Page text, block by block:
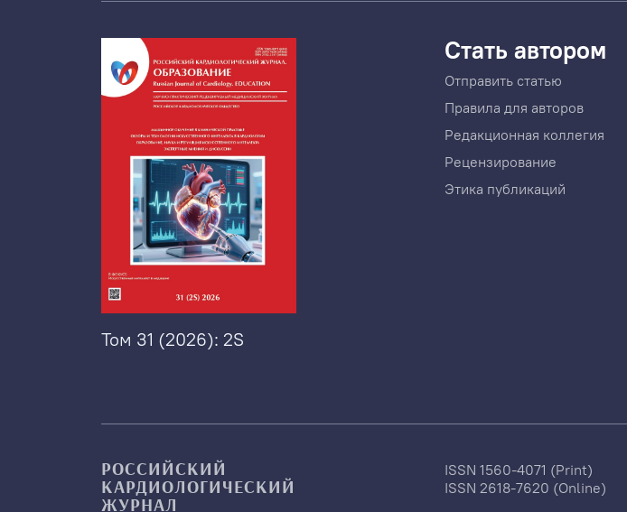
Том 31 (2026): 2S
Стать автором
Отправить статью
Правила для авторов
Редакционная коллегия
Рецензирование
Этика публикаций
РОССИЙСКИЙ
КАРДИОЛОГИЧЕСКИЙ
ЖУРНАЛ
ISSN 1560-4071 (Print)
ISSN 2618-7620 (Online)